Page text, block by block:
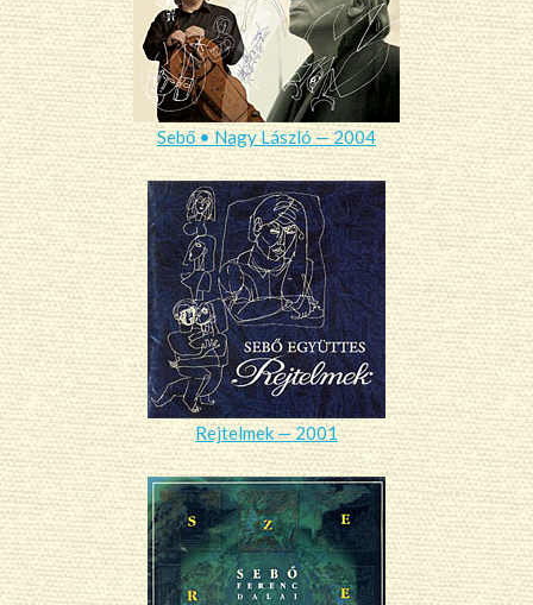
Sebő • Nagy László — 2004
Rejtelmek — 2001